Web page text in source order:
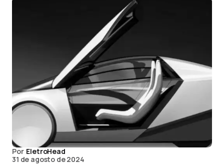
Por EletroHead
31 de agosto de 2024